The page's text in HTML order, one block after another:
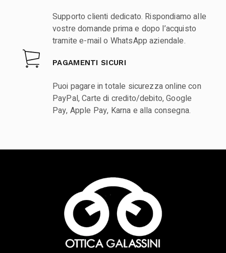
Supporto clienti dedicato. Rispondiamo alle
vostre domande prima e dopo l’acquisto
tramite e-mail o WhatsApp aziendale.
PAGAMENTI SICURI
Puoi pagare in totale sicurezza online con
PayPal, Carte di credito/debito, Google
Pay, Apple Pay, Karna e alla consegna.